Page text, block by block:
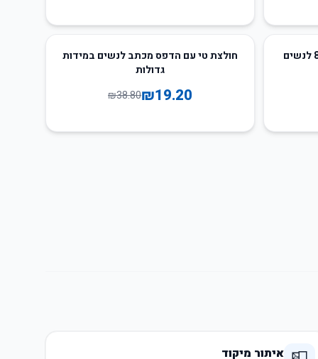
51%חולצת טי עם הדפס מכתב לנשים במידות
גדולות
₪19.20
₪38.80
איתור מיקוד